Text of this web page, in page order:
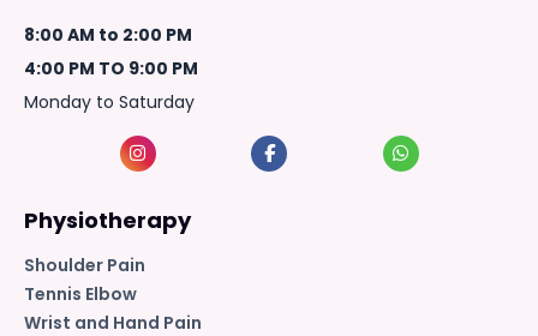
8:00 AM to 2:00 PM
4:00 PM TO 9:00 PM
Monday to Saturday
Physiotherapy
Shoulder Pain
Tennis Elbow
Wrist and Hand Pain